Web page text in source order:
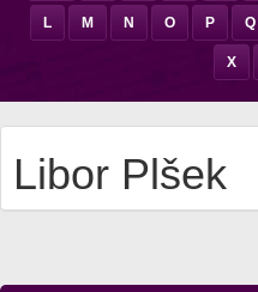
L M N O P Q
X
Libor Plšek